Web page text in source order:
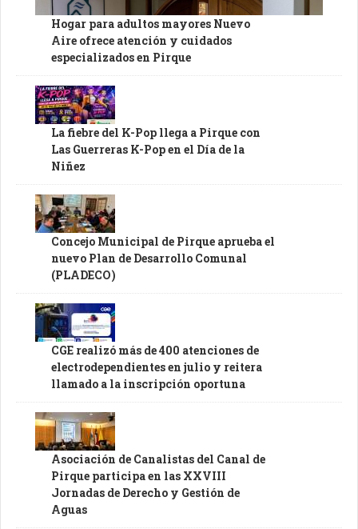
Hogar para adultos mayores Nuevo
Aire ofrece atención y cuidados
especializados en Pirque
La fiebre del K-Pop llega a Pirque con
Las Guerreras K-Pop en el Día de la
Niñez
Concejo Municipal de Pirque aprueba el
nuevo Plan de Desarrollo Comunal
(PLADECO)
CGE realizó más de 400 atenciones de
electrodependientes en julio y reitera
llamado a la inscripción oportuna
Asociación de Canalistas del Canal de
Pirque participa en las XXVIII
Jornadas de Derecho y Gestión de
Aguas